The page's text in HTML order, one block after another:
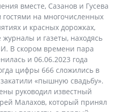
вместе, Сазанов и Гусева
на многочисленных
и красных дорожках,
и газеты, находясь
В скором времени пара
и 06.06.2023 года
цифры 666 сложились в
«пышную свадьбу».
руководил известный
Малахов, который принял